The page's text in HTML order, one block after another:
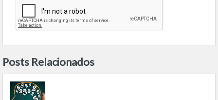
Posts Relacionados